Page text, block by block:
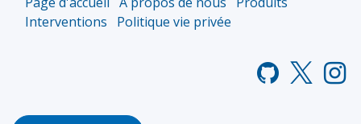
Interventions
Politique vie privée